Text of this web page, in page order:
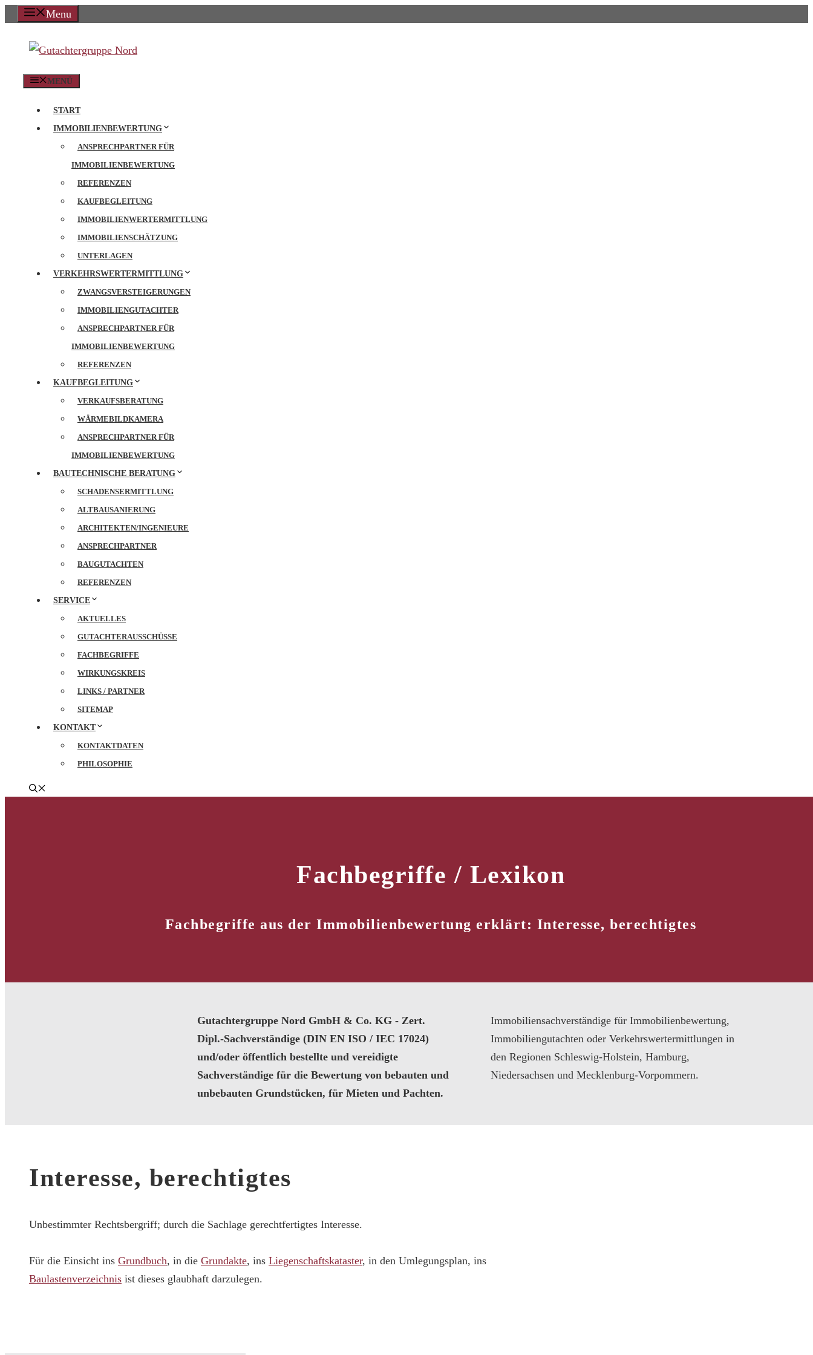
Zum
springen
Menu
MENÜ
START
IMMOBILIENBEWERTUNG
ANSPRECHPARTNER FÜR
IMMOBILIENBEWERTUNG
REFERENZEN
KAUFBEGLEITUNG
IMMOBILIENWERTERMITTLUNG
IMMOBILIENSCHÄTZUNG
UNTERLAGEN
VERKEHRSWERTERMITTLUNG
ZWANGSVERSTEIGERUNGEN
IMMOBILIENGUTACHTER
ANSPRECHPARTNER FÜR
IMMOBILIENBEWERTUNG
REFERENZEN
KAUFBEGLEITUNG
VERKAUFSBERATUNG
WÄRMEBILDKAMERA
ANSPRECHPARTNER FÜR
IMMOBILIENBEWERTUNG
BAUTECHNISCHE BERATUNG
SCHADENSERMITTLUNG
ALTBAUSANIERUNG
ARCHITEKTEN/INGENIEURE
ANSPRECHPARTNER
BAUGUTACHTEN
REFERENZEN
SERVICE
AKTUELLES
GUTACHTERAUSSCHÜSSE
FACHBEGRIFFE
WIRKUNGSKREIS
LINKS / PARTNER
SITEMAP
KONTAKT
KONTAKTDATEN
PHILOSOPHIE
Fachbegriffe / Lexikon
Fachbegriffe aus der Immobilienbewertung erklärt: Interesse, berechtigtes
Gutachtergruppe Nord GmbH & Co. KG - Zert.
Dipl.-Sachverständige (DIN EN ISO / IEC 17024)
und/oder öffentlich bestellte und vereidigte
Sachverständige für die Bewertung von bebauten und
unbebauten Grundstücken, für Mieten und Pachten.
Immobiliensachverständige für Immobilienbewertung,
Immobiliengutachten oder Verkehrswertermittlungen in
den Regionen Schleswig-Holstein, Hamburg,
Niedersachsen und Mecklenburg-Vorpommern.
Interesse, berechtigtes
Unbestimmter Rechtsbergriff; durch die Sachlage gerechtfertigtes Interesse.
Für die Einsicht ins Grundbuch, in die Grundakte, ins Liegenschaftskataster, in den Umlegungsplan, ins
Baulastenverzeichnis ist dieses glaubhaft darzulegen.